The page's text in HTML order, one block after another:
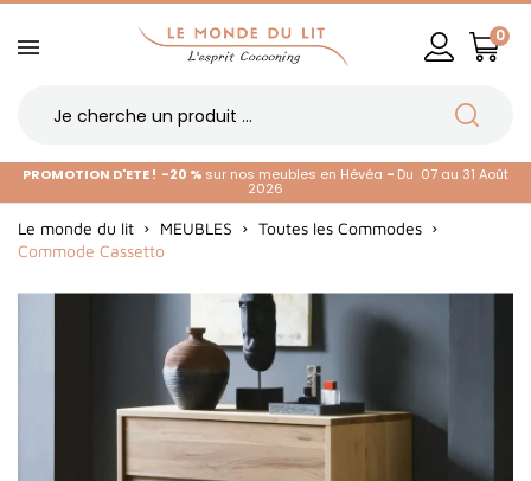
0
PROMOTION D'ETE ! -20 % sur nos meubles en Hévéa - Du 07 au 31 Août
2026
Le monde du lit MEUBLES
Toutes les Commodes
Commode Cassetto